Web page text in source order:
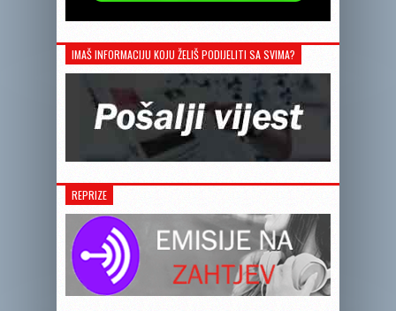
IMAŠ INFORMACIJU KOJU ŽELIŠ PODIJELITI SA SVIMA?
REPRIZE